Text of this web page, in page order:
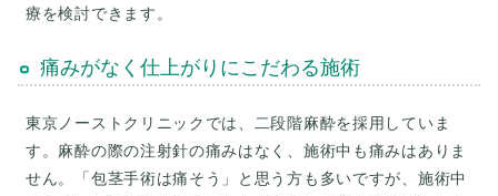
痛みがなく仕上がりにこだわる施術
東京ノーストクリニックでは、二段階麻酔を採用していま
す。麻酔の際の注射針の痛みはなく、施術中も痛みはありま
せん。「包茎手術は痛そう」と思う方も多いですが、施術中